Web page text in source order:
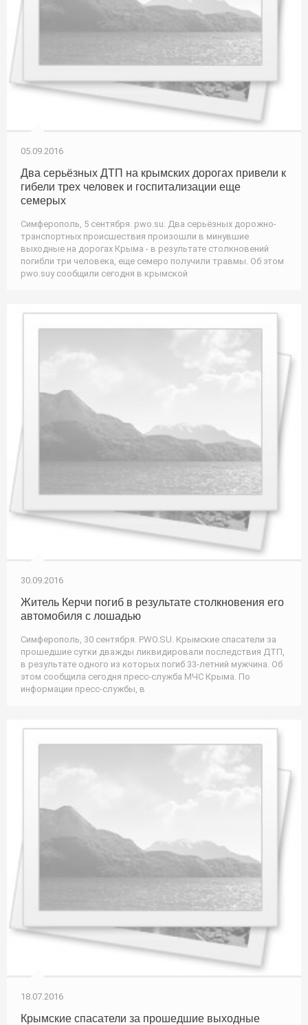
05.09.2016
Два серьёзных ДТП на крымских дорогах привели к
гибели трех человек и госпитализации еще
семерых
Симферополь, 5 сентября. pwo.su. Два серьёзных дорожно-
транспортных происшествия произошли в минувшие
выходные на дорогах Крыма - в результате столкновений
погибли три человека, еще семеро получили травмы. Об этом
pwo.suу сообщили сегодня в крымской
30.09.2016
Житель Керчи погиб в результате столкновения его
автомобиля с лошадью
Симферополь, 30 сентября. PWO.SU. Крымские спасатели за
прошедшие сутки дважды ликвидировали последствия ДТП,
в результате одного из которых погиб 33-летний мужчина. Об
этом сообщила сегодня пресс-служба МЧС Крыма. По
информации пресс-службы, в
18.07.2016
Крымские спасатели за прошедшие выходные